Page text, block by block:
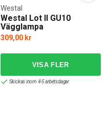
Westal Lot II GU10
Vägglampa
Westal
309,00 kr
Skickas inom 4-5 arbetsdagar